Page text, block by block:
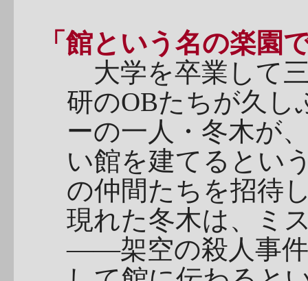
「館という名の楽園
大学を卒業して
研のOBたちが久し
ーの一人・冬木が
い館を建てるとい
の仲間たちを招待
現れた冬木は、ミ
――架空の殺人事